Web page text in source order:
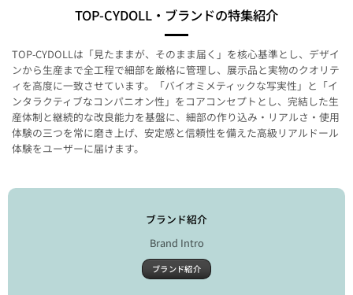
TOP-CYDOLL・ブランドの特集紹介
TOP‑CYDOLLは「見たままが、そのまま届く」を核心基準とし、デザイ
ンから生産まで全工程で細部を厳格に管理し、展示品と実物のクオリテ
ィを高度に一致させています。「バイオミメティックな写実性」と「イ
ンタラクティブなコンパニオン性」をコアコンセプトとし、完結した生
産体制と継続的な改良能力を基盤に、細部の作り込み・リアルさ・使用
体験の三つを常に磨き上げ、安定感と信頼性を備えた高級リアルドール
体験をユーザーに届けます。
ブランド紹介
Brand Intro
ブランド紹介